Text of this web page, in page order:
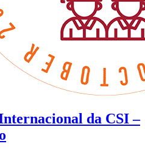
da CSI –